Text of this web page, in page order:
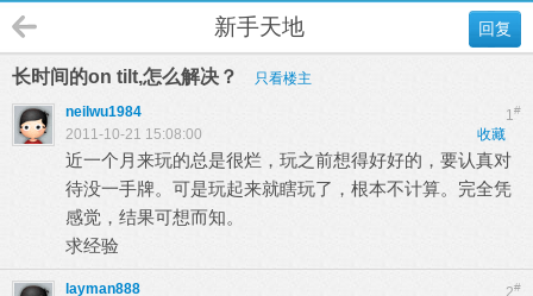
回复
新手天地
长时间的on tilt,怎么解决？ 只看楼主
1#
neilwu1984
收藏
2011-10-21 15:08:00
近一个月来玩的总是很烂，玩之前想得好好的，要认真对
待没一手牌。可是玩起来就瞎玩了，根本不计算。完全凭
感觉，结果可想而知。
求经验
2#
layman888